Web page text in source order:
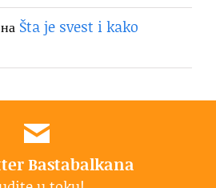
на Šta je svest i kako
Bastabalkana